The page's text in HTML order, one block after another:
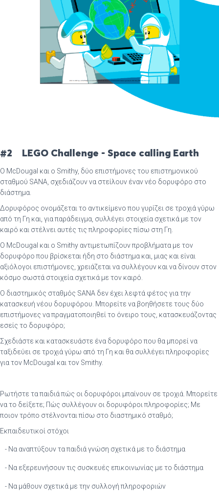
#2 LEGO Challenge - Space calling Earth
O McDougal και ο Smithy, δύο επιστήμονες του επιστημονικού
σταθμού SANA, σχεδιάζουν να στείλουν έναν νέο δορυφόρο στο
διάστημα.
Δορυφόρος ονομάζεται το αντικείμενο που γυρίζει σε τροχιά γύρω
από τη Γη και, για παράδειγμα, συλλέγει στοιχεία σχετικά με τον
καιρό και στέλνει αυτές τις πληροφορίες πίσω στη Γη.
O McDougal και ο Smithy αντιμετωπίζουν προβλήματα με τον
δορυφόρο που βρίσκεται ήδη στο διάστημα και, μιας και είναι
αξιόλογοι επιστήμονες, χρειάζεται να συλλέγουν και να δίνουν στον
κόσμο σωστά στοιχεία σχετικά με τον καιρό.
Ο διαστημικός σταθμός SANA δεν έχει λεφτά φέτος για την
κατασκευή νέου δορυφόρου. Μπορείτε να βοηθήσετε τους δύο
επιστήμονες να πραγματοποιηθεί το όνειρο τους, κατασκευάζοντας
εσείς το δορυφόρο;
Σχεδιάστε και κατασκευάστε ένα δορυφόρο που θα μπορεί να
ταξιδεύει σε τροχιά γύρω από τη Γη και θα συλλέγει πληροφορίες
για τον McDougal και τον Smithy.
Ρωτήστε τα παιδιά πώς οι δορυφόροι μπαίνουν σε τροχιά. Μπορείτε
να το δείξετε; Πώς συλλέγουν οι δορυφόροι πληροφορίες; Με
ποιον τρόπο στέλνονται πίσω στο διαστημικό σταθμό;
Εκπαιδευτικοί στόχοι
- Να αναπτύξουν τα παιδιά γνώση σχετικά με το διάστημα
- Να εξερευνήσουν τις συσκευές επικοινωνίας με το διάστημα
- Να μάθουν σχετικά με την συλλογή πληροφοριών